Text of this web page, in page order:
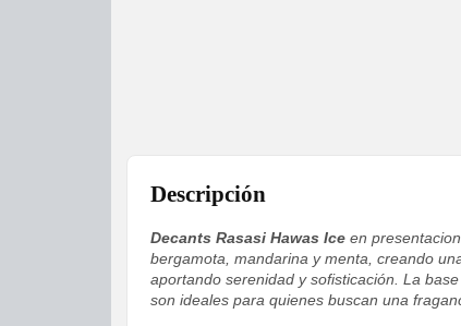
Descripción
Decants Rasasi Hawas Ice en
bergamota, mandarina y menta, creando
aportando serenidad y sofisticación. La
son ideales para quienes buscan una